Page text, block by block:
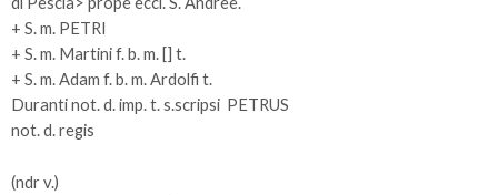
+ S. m. PETRI
+ S. m. Martini f. b. m. [] t.
+ S. m. Adam f. b. m. Ardolfi t.
Duranti not. d. imp. t. s.scripsi PETRUS
not. d. regis
(ndr v.)